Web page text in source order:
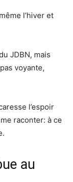
l’hiver et
JDBN, mais
voyante,
l’espoir
raconter: à ce
au